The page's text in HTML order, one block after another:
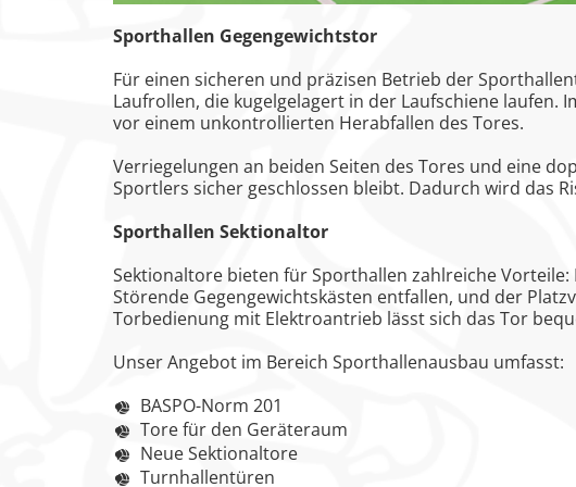
Zu den Print Medien
Sporthallen Gegengewichtstor
Für einen sicheren und präzisen Betrieb der
Laufrollen, die kugelgelagert in der Laufschiene laufen.
vor einem unkontrollierten Herabfallen des Tores.
Verriegelungen an beiden Seiten des Tores und eine
Sportlers sicher geschlossen bleibt. Dadurch wird das
Sporthallen Sektionaltor
Sektionaltore bieten für Sporthallen zahlreiche
Störende Gegengewichtskästen entfallen, und der
Torbedienung mit Elektroantrieb lässt sich das Tor
Unser Angebot im Bereich Sporthallenausbau umfasst:
BASPO-Norm 201
Tore für den Geräteraum
Neue Sektionaltore
Turnhallentüren